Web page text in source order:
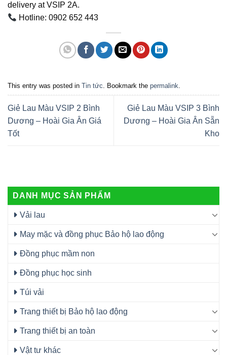
delivery at VSIP 2A.
Hotline: 0902 652 443
This entry was posted in Tin tức . Bookmark the permalink
Giẻ Lau Màu VSIP 2 Bình
Dương – Hoài Gia Ân Giá
Tốt
Giẻ Lau Màu VSIP 3 Bình
Dương – Hoài Gia Ân Sẵn
Kho
DANH MỤC SẢN PHẨM
Vải lau
May mặc và đồng phục Bảo hộ lao động
Đồng phục mầm non
Đồng phục học sinh
Túi vải
Trang thiết bị Bảo hộ lao động
Trang thiết bị an toàn
Vật tư khác